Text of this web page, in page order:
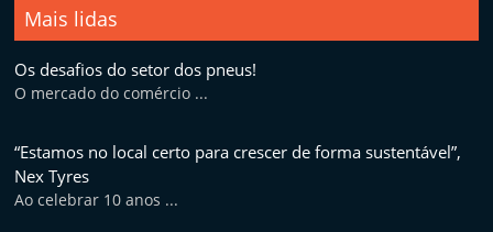
r
á
p
o
Mais lidas
Os desafios do setor dos pneus!
O mercado do comércio ...
“Estamos no local certo para crescer de forma sustentável”,
Nex Tyres
Ao celebrar 10 anos ...